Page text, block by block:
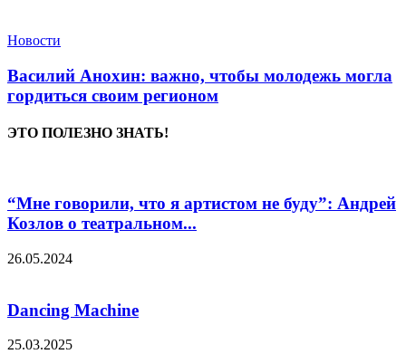
Новости
Василий Анохин: важно, чтобы молодежь могла
гордиться своим регионом
ЭТО ПОЛЕЗНО ЗНАТЬ!
“Мне говорили, что я артистом не буду”: Андрей
Козлов о театральном...
26.05.2024
Dancing Machine
25.03.2025